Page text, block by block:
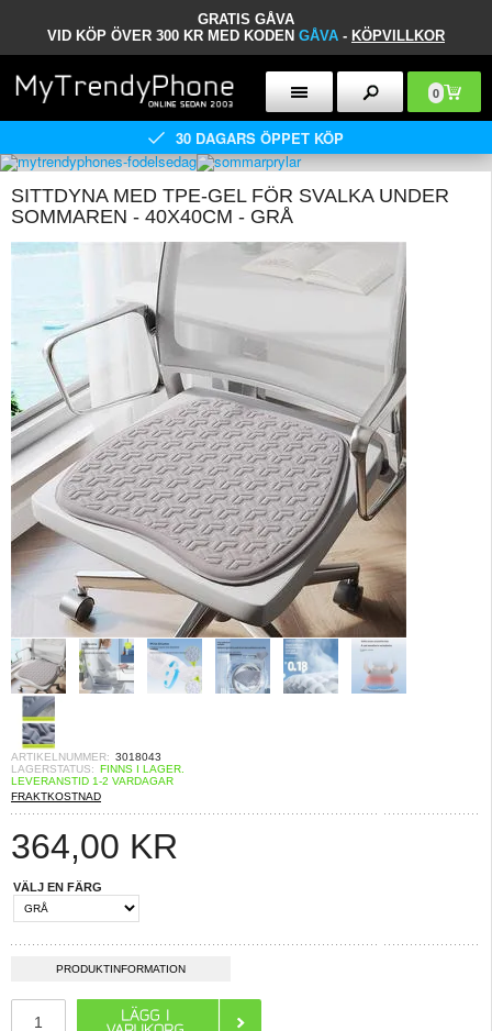
GRATIS GÅVA
VID KÖP ÖVER 300 KR MED KODEN GÅVA - KÖPVILLKOR
0
30 DAGARS ÖPPET KÖP
SITTDYNA MED TPE-GEL FÖR SVALKA UNDER
SOMMAREN - 40X40CM - GRÅ
ARTIKELNUMMER: 3018043
LAGERSTATUS: FINNS I LAGER.
LEVERANSTID 1-2 VARDAGAR
FRAKTKOSTNAD
364,00 KR
VÄLJ EN FÄRG
PRODUKTINFORMATION